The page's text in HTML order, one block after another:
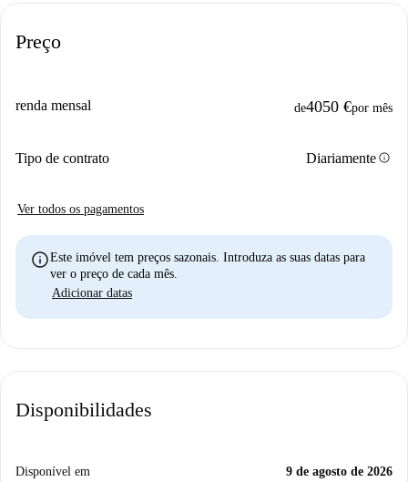
Preço
renda mensal de4050 €por mês
Tipo de contrato Diariamenteinfo
Ver todos os pagamentos
infoEste imóvel tem preços sazonais. Introduza as suas datas para
ver o preço de cada mês.
Adicionar datas
Disponibilidades
Disponível em 9 de agosto de 2026